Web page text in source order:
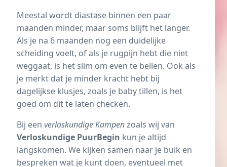
Meestal wordt diastase binnen een paar
maanden minder, maar soms blijft het langer.
Als je na 6 maanden nog een duidelijke
scheiding voelt, of als je rugpijn hebt die niet
weggaat, is het slim om even te bellen. Ook als
je merkt dat je minder kracht hebt bij
dagelijkse klusjes, zoals je baby tillen, is het
goed om dit te laten checken.
Bij een verloskundige Kampenzoals wij van
Verloskundige PuurBegin kun je altijd
langskomen. We kijken samen naar je buik en
bespreken wat je kunt doen, eventueel met